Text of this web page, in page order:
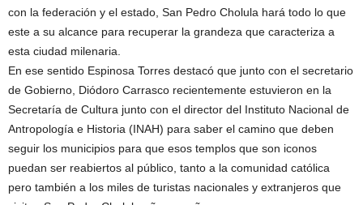
con la federación y el estado, San Pedro Cholula hará todo lo que
este a su alcance para recuperar la grandeza que caracteriza a
esta ciudad milenaria.
En ese sentido Espinosa Torres destacó que junto con el secretario
de Gobierno, Diódoro Carrasco recientemente estuvieron en la
Secretaría de Cultura junto con el director del Instituto Nacional de
Antropología e Historia (INAH) para saber el camino que deben
seguir los municipios para que esos templos que son iconos
puedan ser reabiertos al público, tanto a la comunidad católica
pero también a los miles de turistas nacionales y extranjeros que